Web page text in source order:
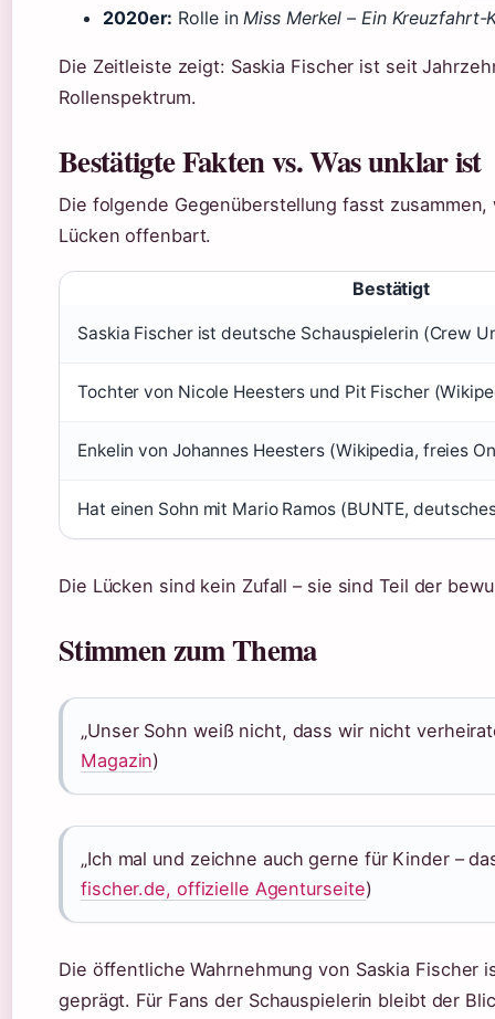
2020er: Rolle inMiss Merkel – Ein Kreuzfahrt-
Die Zeitleiste zeigt: Saskia Fischer ist seit
Rollenspektrum.
Bestätigte Fakten vs. Was unklar ist
Die folgende Gegenüberstellung fasst
Lücken offenbart.
Bestätigt
Saskia Fischer ist deutsche Schauspielerin (Crew
Tochter von Nicole Heesters und Pit Fischer
Enkelin von Johannes Heesters (Wikipedia, freies
Hat einen Sohn mit Mario Ramos (BUNTE,
Die Lücken sind kein Zufall – sie sind Teil der
Stimmen zum Thema
„Unser Sohn weiß nicht, dass wir nicht
Magazin)
„Ich mal und zeichne auch gerne für Kinder –
fischer.de, offizielle Agenturseite)
Die öffentliche Wahrnehmung von Saskia
geprägt. Für Fans der Schauspielerin bleibt der